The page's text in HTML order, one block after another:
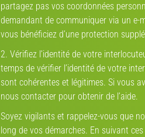
Ces annonces
Enfant, Vélo de loisirs
partagez pas vos coordonnées
demandant de communiquer via un e-
vous bénéficiez d’une protection
2. Vérifiez l’identité de votre
temps de vérifier l’identité de votre
sont cohérentes et légitimes. Si vous
nous contacter pour obtenir de l’aide.
Soyez vigilants et rappelez-vous que
long de vos démarches. En suivant